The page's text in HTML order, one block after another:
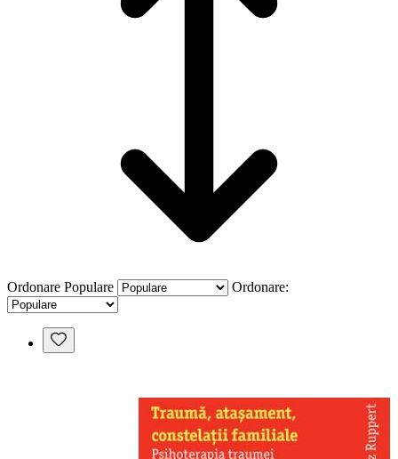
Ordonare Populare Ordonare: